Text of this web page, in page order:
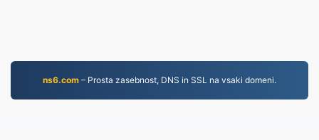
ns6.com – Prosta zasebnost, DNS in SSL na vsaki domeni.